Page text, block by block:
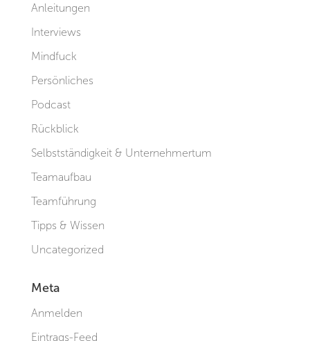
Anleitungen
Interviews
Mindfuck
Persönliches
Podcast
Rückblick
Selbstständigkeit & Unternehmertum
Teamaufbau
Teamführung
Tipps & Wissen
Uncategorized
Meta
Anmelden
Eintrags-Feed